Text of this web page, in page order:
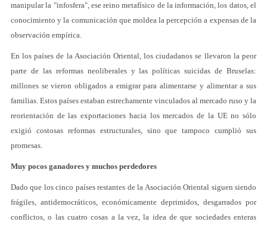
manipular la "infosfera", ese reino metafísico de la información, los datos, el
conocimiento y la comunicación que moldea la percepción a expensas de la
observación empírica.
En los países de la Asociación Oriental, los ciudadanos se llevaron la peor
parte de las reformas neoliberales y las políticas suicidas de Bruselas:
millones se vieron obligados a emigrar para alimentarse y alimentar a sus
familias. Estos países estaban estrechamente vinculados al mercado ruso y la
reorientación de las exportaciones hacia los mercados de la UE no sólo
exigió costosas reformas estructurales, sino que tampoco cumplió sus
promesas.
Muy pocos ganadores y muchos perdedores
Dado que los cinco países restantes de la Asociación Oriental siguen siendo
frágiles, antidemocráticos, económicamente deprimidos, desgarrados por
conflictos, o las cuatro cosas a la vez, la idea de que sociedades enteras